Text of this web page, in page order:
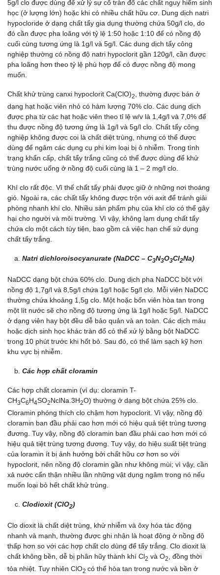
5g/l clo được dùng để xử lý sự cố tràn đổ các chất nguy hiểm sinh
học (ở lượng lớn) hoặc khi có nhiều chất hữu cơ. Dung dịch natri
hypocloride ở dạng chất tẩy gia dụng thường chứa 50g/l clo, do
đó cần được pha loãng với tỷ lệ 1:50 hoặc 1:10 để có nồng độ
cuối cùng tương ứng là 1g/l và 5g/l. Các dung dịch tẩy công
nghiệp thường có nồng độ natri hypoclorit gần 120g/l, cần được
pha loãng hơn theo tỷ lệ phù hợp để có được nồng độ mong
muốn.
Chất khử trùng canxi hypoclorit Ca(ClO)2
, thường được bán ở
dạng hạt hoặc viên nhỏ có hàm lượng 70% clo. Các dung dịch
được pha từ các hạt hoặc viên theo tỉ lệ w/v là 1,4g/l và 7,0% để
thu được nồng độ tương ứng là 1g/l và 5g/l clo. Chất tẩy công
nghiệp không được coi là chất diệt trùng, nhưng có thể được
dùng để ngâm các dụng cụ phi kim loại bị ô nhiễm. Trong tình
trạng khẩn cấp, chất tẩy trắng cũng có thể được dùng để khử
trùng nước uống ở nồng độ cuối cùng là 1 – 2 mg/l clo.
Khí clo rất độc. Vì thế chất tẩy phải được giữ ở những nơi thoáng
gió. Ngoài ra, các chất tẩy không được trộn với axit để tránh giải
phòng nhanh khí clo. Nhiều sản phẩm phụ của khí clo có thể gây
hại cho người và môi trường. Vì vậy, không lạm dụng chất tẩy
chứa clo một cách tùy tiện, bao gồm cả việc hạn chế sử dụng
chất tẩy trắng.
Natri dichloroisocyanurate (NaDCC – C3N3O3Cl2Na)
NaDCC dạng bột chứa 60% clo. Dung dịch pha NaDCC bột với
nồng độ 1,7g/l và 8,5g/l chứa 1g/l hoặc 5g/l clo. Mỗi viên NaDCC
thường chứa khoảng 1,5g clo. Một hoặc bốn viên hòa tan trong
một lít nước sẽ cho nồng độ tương ứng là 1g/l hoặc 5g/l. NaDCC
ở dạng viên hay bột đều dễ bảo quản và an toàn. Các dịch máu
hoặc dịch sinh học khác tràn đổ có thể xử lý bằng bột NaDCC
trong 10 phút trước khi hốt bỏ. Sau đó, có thể làm sạch kỹ hơn
khu vực bị nhiễm.
Các hợp chất cloramin
Các hợp chất cloramin (ví dụ: cloramin T-
CH3C6H4SO2NclNa.3H2O) thường ở dạng bột chứa 25% clo.
Cloramin phóng thích clo chậm hơn hypoclorit. Vì vậy, nồng độ
cloramin ban đầu phải cao hơn mới có hiệu quả tiệt trùng tương
đương. Tuy vậy, nồng độ cloramin ban đầu phải cao hơn mới có
hiệu quả tiệt trùng tương đương. Tuy vậy, do hiệu suất tiệt trùng
của loramin ít bị ảnh hưởng bởi chất hữu cơ hơn so với
hypoclorit, nên nồng độ cloramin gần như không mùi; vì vậy, cần
xả nước cẩn thận nhiều lần những vật dụng ngâm trong nó nếu
muốn loại bỏ hết chất khử trùng.
Clodioxit (ClO2)
Clo dioxit là chất diệt trùng, khử nhiễm và ôxy hóa tác động
nhanh và mạnh, thường được ghi nhận là hoạt động ở nồng độ
thấp hơn so với các hợp chất clo dùng để tẩy trắng. Clo dioxit là
chất không bền, dễ bị phân hũy thành khí Cl­2 và O2, đồng thời
tỏa nhiệt. Tuy nhiên ClO2 có thể hòa tan trong nước và bền ở